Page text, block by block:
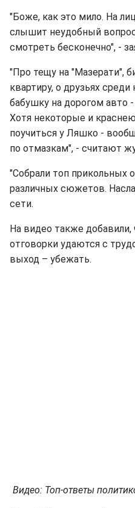
"Боже, как это мило. На
слышит неудобный
смотреть бесконечно", -
"Про тещу на "Мазерати",
квартиру, о друзьях
бабушку на дорогом авто
Хотя некоторые и
поучиться у Ляшко -
по отмазкам", - считают
"Собрали топ прикольных
различных сюжетов.
сети.
На видео также
отговорки удаются с
выход – убежать.
Видео: Топ-ответы